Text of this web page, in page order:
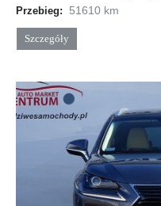
Przebieg: 51610 km
Szczegóły